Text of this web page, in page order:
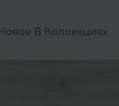
В Коллекциях